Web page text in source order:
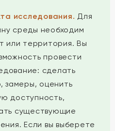
исследования. Для
среды необходим
или территория. Вы
провести
сделать
замеры, оценить
доступность,
существующие
Если вы выберете